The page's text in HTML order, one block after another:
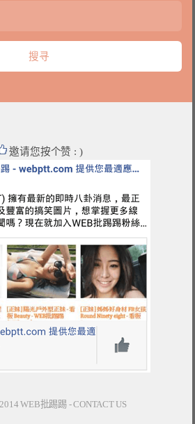
邀请您按个赞 : )
WEB批踢踢-CONTACT US